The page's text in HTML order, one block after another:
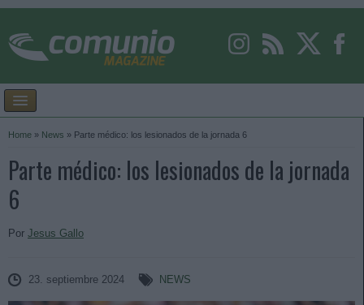
Home » News » Parte médico: los lesionados de la jornada 6
Parte médico: los lesionados de la jornada
6
Por Jesus Gallo
23. septiembre 2024 NEWS